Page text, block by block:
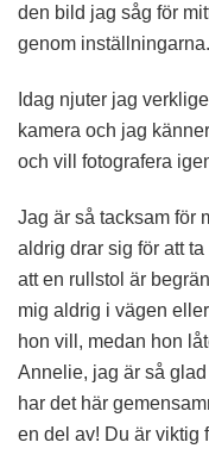
den bild jag såg för
genom
Idag njuter jag
kamera och jag
och vill fotografera
Jag är så tacksam för
aldrig drar sig för att
att en rullstol är
mig aldrig i vägen
hon vill, medan hon
Annelie, jag är så
har det här
en del av! Du är viktig